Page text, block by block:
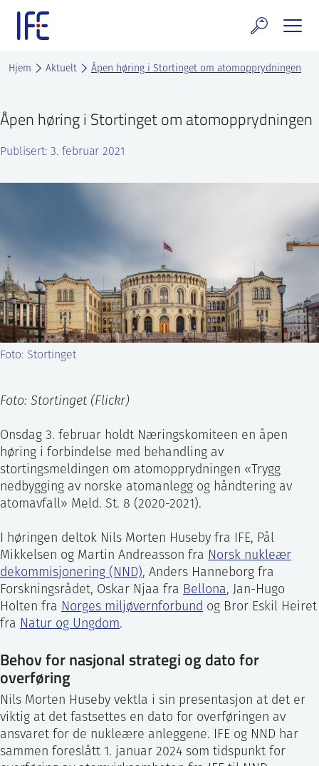
content
og tjenester
Norske thoriumnettverket
IFE
IFE
PRESSE ENGLISH
Hjem Aktuelt Åpen høring i Stortinget om atomopprydningen
Åpen høring i Stortinget om atomopprydningen
Publisert: 3. februar 2021
Foto: Stortinget
Foto: Stortinget (Flickr)
Onsdag 3. februar holdt Næringskomiteen en åpen
høring i forbindelse med behandling av
stortingsmeldingen om atomopprydningen «Trygg
nedbygging av norske atomanlegg og håndtering av
atomavfall» Meld. St. 8 (2020-2021).
I høringen deltok Nils Morten Huseby fra IFE, Pål
Mikkelsen og Martin Andreasson fra Norsk nukleær
dekommisjonering (NND), Anders Hanneborg fra
Forskningsrådet, Oskar Njaa fra Bellona, Jan-Hugo
Holten fra Norges miljøvernforbund og Bror Eskil Heiret
fra Natur og Ungdom.
Behov for nasjonal strategi og dato for
overføring
Nils Morten Huseby vektla i sin presentasjon at det er
viktig at det fastsettes en dato for overføringen av
ansvaret for de nukleære anleggene. IFE og NND har
sammen foreslått 1. januar 2024 som tidspunkt for